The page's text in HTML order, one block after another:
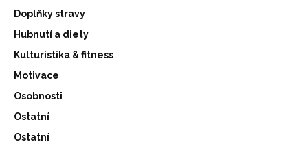
Doplňky stravy
Hubnutí a diety
Kulturistika & fitness
Motivace
Osobnosti
Ostatní
Ostatní